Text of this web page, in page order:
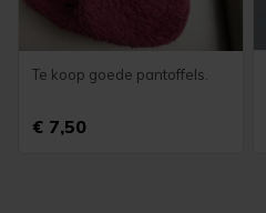
Te koop goede pantoffels.
€ 7,50